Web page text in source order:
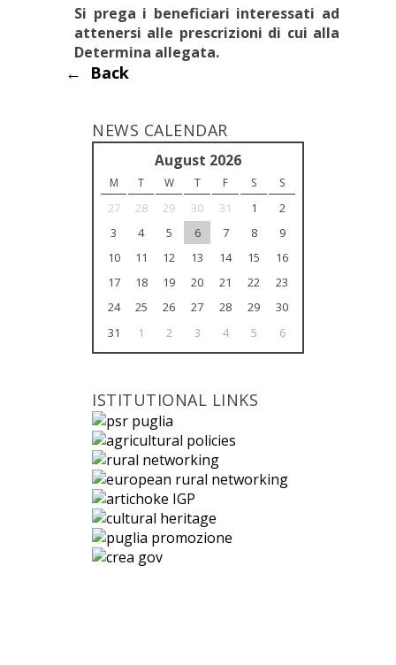
Si prega i beneficiari interessati ad
attenersi alle prescrizioni di cui alla
Determina allegata.
← Back
NEWS CALENDAR
August 2026
M T W T F S S
27 28 29 30 31 1
2
3
4 5 6 7 8
9
10
11 12 13 14 15
16
17
18 19 20 21 22
23
24
25 26 27 28 29
30
31
1 2 3 4 5 6
ISTITUTIONAL LINKS